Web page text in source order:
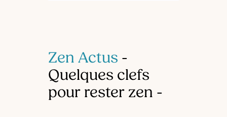
Zen Actus -
Quelques clefs
pour rester zen -